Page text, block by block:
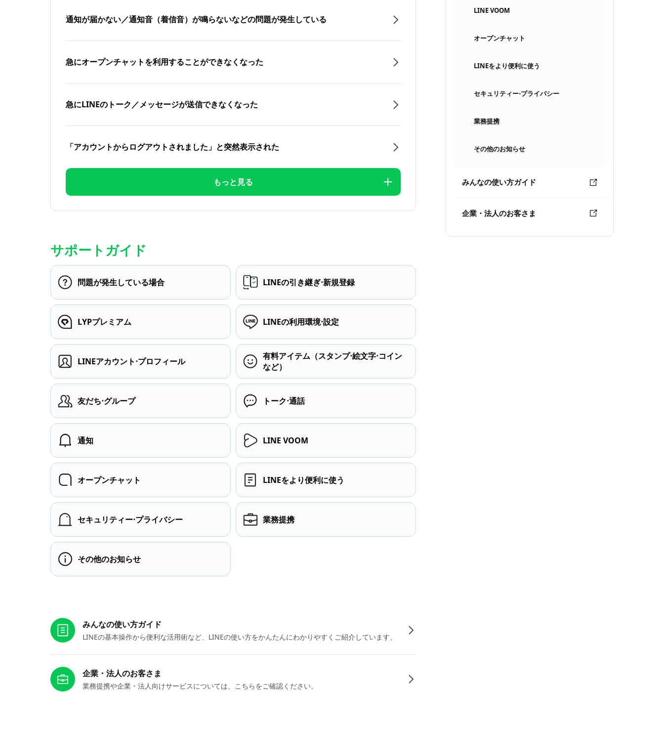
LINE VOOM
オープンチャット
LINEをより便利に使う
セキュリティー⋅プライバシー
業務提携
その他のお知らせ
みんなの使い方ガイド
企業・法人のお客さま
通知が届かない／通知音（着信音）が鳴らないなどの問題が発生している
急にオープンチャットを利用することができなくなった
急にLINEのトーク／メッセージが送信できなくなった
「アカウントからログアウトされました」と突然表示された
もっと見る
サポートガイド
問題が発生している場合 LINEの引き継ぎ⋅新規登録
LYPプレミアム LINEの利用環境⋅設定
LINEアカウント⋅プロフィール
有料アイテム（スタンプ⋅絵文字⋅コイン
など）
友だち⋅グループ トーク⋅通話
通知 LINE VOOM
オープンチャット LINEをより便利に使う
セキュリティー⋅プライバシー 業務提携
その他のお知らせ
みんなの使い方ガイド
LINEの基本操作から便利な活用術など、LINEの使い方をかんたんにわかりやすくご紹介しています。
企業・法人のお客さま
業務提携や企業・法人向けサービスについては、こちらをご確認ください。